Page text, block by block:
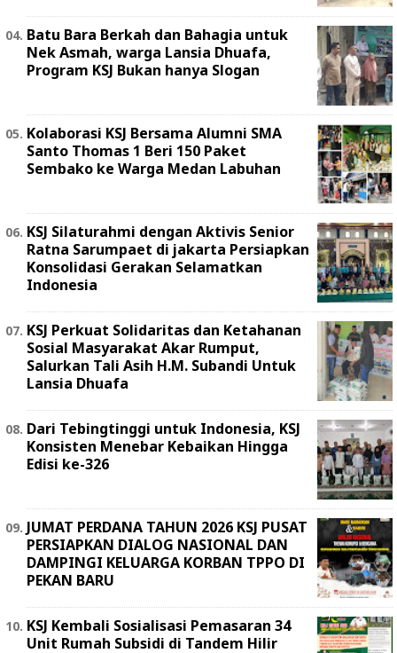
Batu Bara Berkah dan Bahagia untuk
Nek Asmah, warga Lansia Dhuafa,
Program KSJ Bukan hanya Slogan
Kolaborasi KSJ Bersama Alumni SMA
Santo Thomas 1 Beri 150 Paket
Sembako ke Warga Medan Labuhan
KSJ Silaturahmi dengan Aktivis Senior
Ratna Sarumpaet di jakarta Persiapkan
Konsolidasi Gerakan Selamatkan
Indonesia
KSJ Perkuat Solidaritas dan Ketahanan
Sosial Masyarakat Akar Rumput,
Salurkan Tali Asih H.M. Subandi Untuk
Lansia Dhuafa
Dari Tebingtinggi untuk Indonesia, KSJ
Konsisten Menebar Kebaikan Hingga
Edisi ke-326
JUMAT PERDANA TAHUN 2026 KSJ PUSAT
PERSIAPKAN DIALOG NASIONAL DAN
DAMPINGI KELUARGA KORBAN TPPO DI
PEKAN BARU
KSJ Kembali Sosialisasi Pemasaran 34
Unit Rumah Subsidi di Tandem Hilir